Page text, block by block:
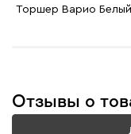
Торшер Варио Белый
Отзывы о